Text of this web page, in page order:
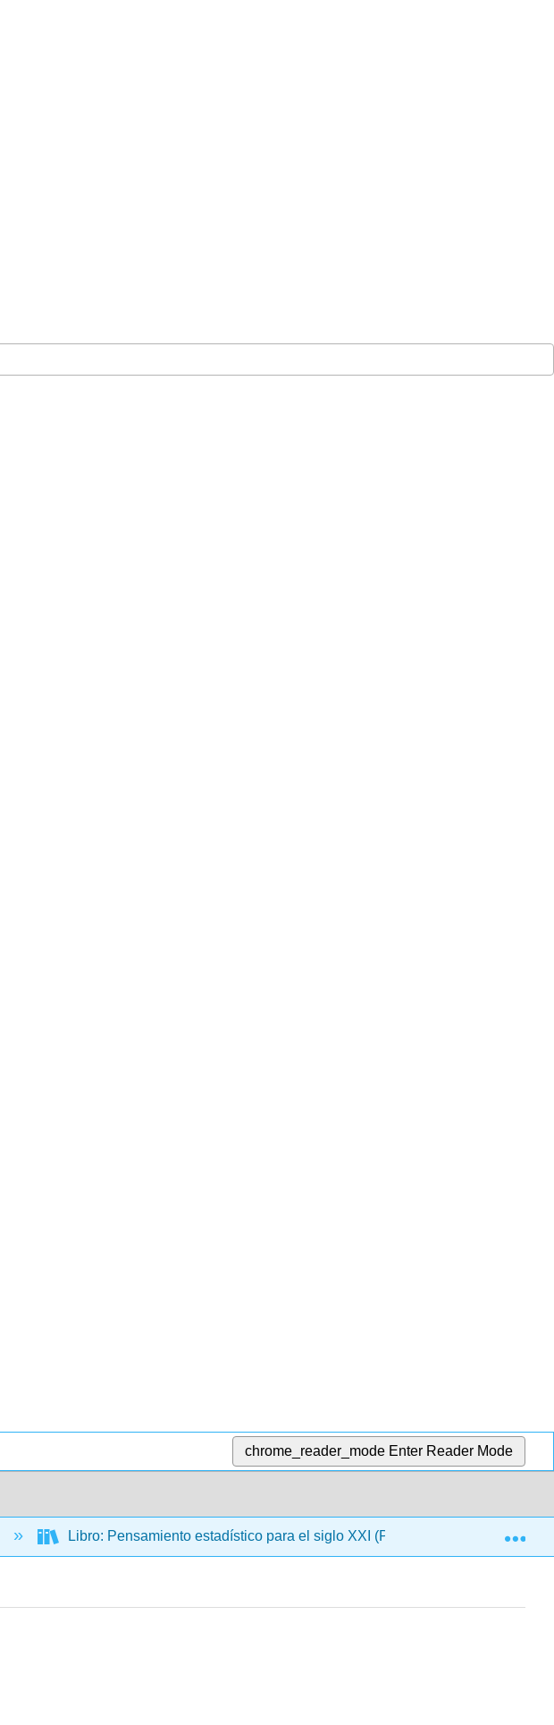
chrome_reader_mode Enter Reader Mode
Libro: Pensamiento estadístico para el siglo XXI (Poldrack) 33: